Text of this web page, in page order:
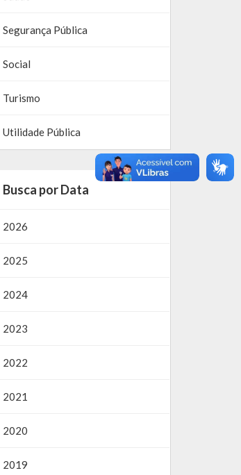
Segurança Pública
Social
Turismo
Utilidade Pública
Busca por Data
2026
2025
2024
2023
2022
2021
2020
2019